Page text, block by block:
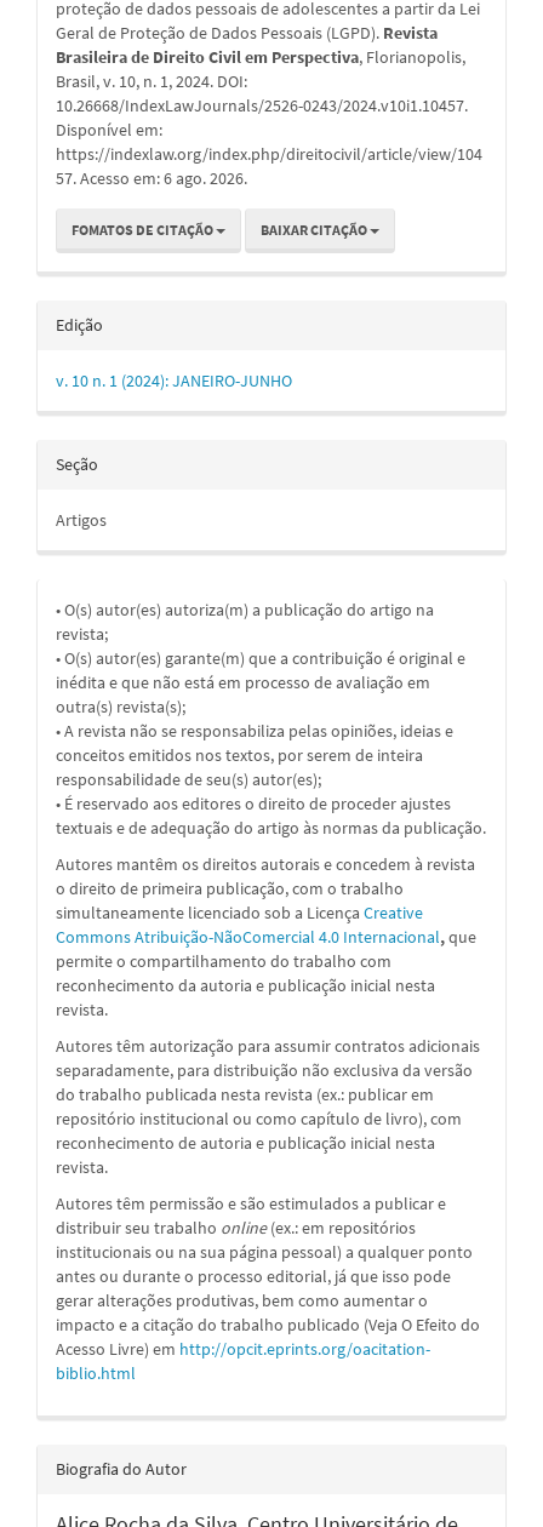
proteção de dados pessoais de adolescentes a partir da Lei
Geral de Proteção de Dados Pessoais (LGPD). Revista
Brasileira de Direito Civil em Perspectiva, Florianopolis,
Brasil, v. 10, n. 1, 2024. DOI:
10.26668/IndexLawJournals/2526-0243/2024.v10i1.10457.
Disponível em:
https://indexlaw.org/index.php/direitocivil/article/view/104
57. Acesso em: 6 ago. 2026.
FOMATOS DE CITAÇÃO BAIXAR CITAÇÃO
Edição
v. 10 n. 1 (2024): JANEIRO-JUNHO
Seção
Artigos
• O(s) autor(es) autoriza(m) a publicação do artigo na
revista;
• O(s) autor(es) garante(m) que a contribuição é original e
inédita e que não está em processo de avaliação em
outra(s) revista(s);
• A revista não se responsabiliza pelas opiniões, ideias e
conceitos emitidos nos textos, por serem de inteira
responsabilidade de seu(s) autor(es);
• É reservado aos editores o direito de proceder ajustes
textuais e de adequação do artigo às normas da publicação.
Autores mantêm os direitos autorais e concedem à revista
o direito de primeira publicação, com o trabalho
simultaneamente licenciado sob a Licença Creative
Commons Atribuição-NãoComercial 4.0 Internacional,que
permite o compartilhamento do trabalho com
reconhecimento da autoria e publicação inicial nesta
revista.
Autores têm autorização para assumir contratos adicionais
separadamente, para distribuição não exclusiva da versão
do trabalho publicada nesta revista (ex.: publicar em
repositório institucional ou como capítulo de livro), com
reconhecimento de autoria e publicação inicial nesta
revista.
Autores têm permissão e são estimulados a publicar e
distribuir seu trabalho online(ex.: em repositórios
institucionais ou na sua página pessoal) a qualquer ponto
antes ou durante o processo editorial, já que isso pode
gerar alterações produtivas, bem como aumentar o
impacto e a citação do trabalho publicado (Veja O Efeito do
Acesso Livre) em http://opcit.eprints.org/oacitation-
biblio.html
Biografia do Autor